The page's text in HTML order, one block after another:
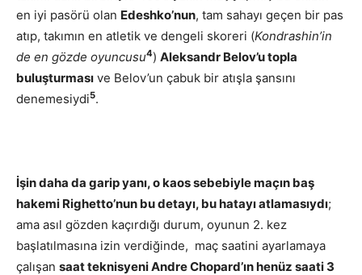
en iyi pasörü olan Edeshko’nun, tam sahayı geçen bir pas
atıp, takımın en atletik ve dengeli skoreri (Kondrashin’in
de en gözde oyuncusu4) Aleksandr Belov’u topla
buluşturması ve Belov’un çabuk bir atışla şansını
denemesiydi5.
İşin daha da garip yanı, o kaos sebebiyle maçın baş
hakemi Righetto’nun bu detayı, bu hatayı atlamasıydı;
ama asıl gözden kaçırdığı durum, oyunun 2. kez
başlatılmasına izin verdiğinde, maç saatini ayarlamaya
çalışan saat teknisyeni Andre Chopard’ın henüz saati 3